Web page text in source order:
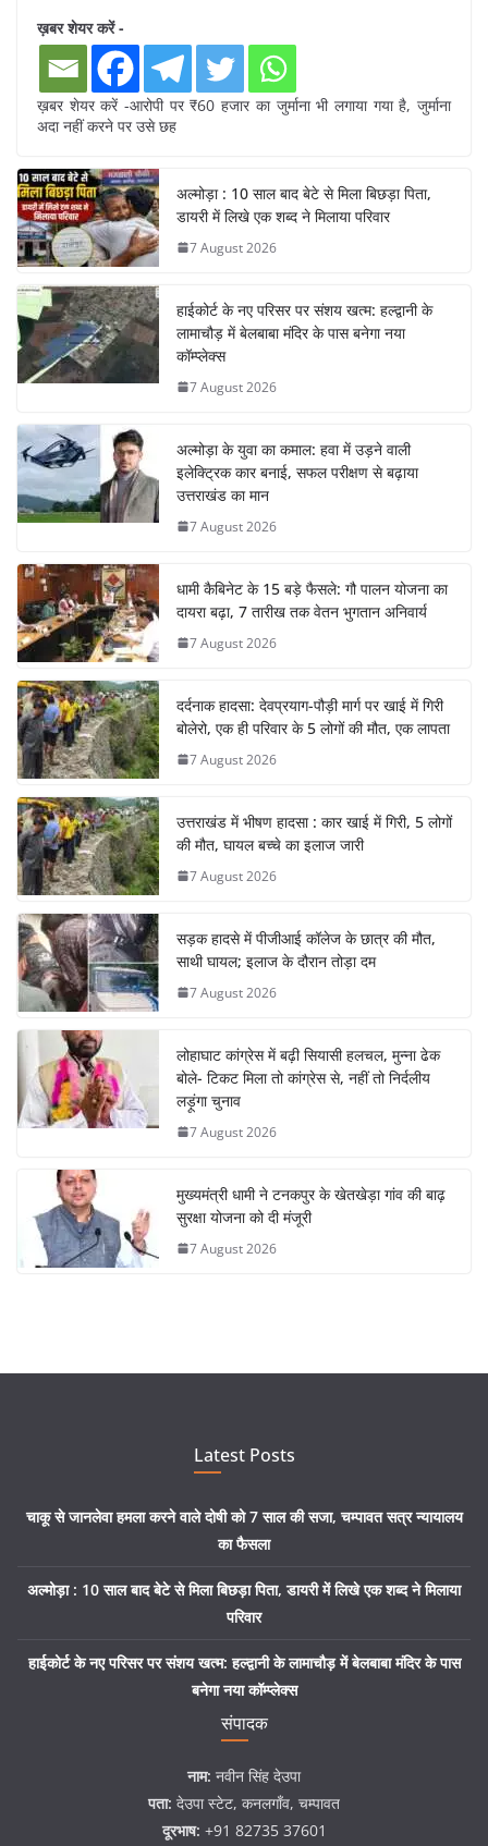
ख़बर शेयर करें -
ख़बर शेयर करें -आरोपी पर ₹60 हजार का जुर्माना भी लगाया गया है, जुर्माना
अदा नहीं करने पर उसे छह
अल्मोड़ा : 10 साल बाद बेटे से मिला बिछड़ा पिता,
डायरी में लिखे एक शब्द ने मिलाया परिवार
7 August 2026
हाईकोर्ट के नए परिसर पर संशय खत्म: हल्द्वानी के
लामाचौड़ में बेलबाबा मंदिर के पास बनेगा नया
कॉम्प्लेक्स
7 August 2026
अल्मोड़ा के युवा का कमाल: हवा में उड़ने वाली
इलेक्ट्रिक कार बनाई, सफल परीक्षण से बढ़ाया
उत्तराखंड का मान
7 August 2026
धामी कैबिनेट के 15 बड़े फैसले: गौ पालन योजना का
दायरा बढ़ा, 7 तारीख तक वेतन भुगतान अनिवार्य
7 August 2026
दर्दनाक हादसा: देवप्रयाग-पौड़ी मार्ग पर खाई में गिरी
बोलेरो, एक ही परिवार के 5 लोगों की मौत, एक लापता
7 August 2026
उत्तराखंड में भीषण हादसा : कार खाई में गिरी, 5 लोगों
की मौत, घायल बच्चे का इलाज जारी
7 August 2026
सड़क हादसे में पीजीआई कॉलेज के छात्र की मौत,
साथी घायल; इलाज के दौरान तोड़ा दम
7 August 2026
लोहाघाट कांग्रेस में बढ़ी सियासी हलचल, मुन्ना ढेक
बोले- टिकट मिला तो कांग्रेस से, नहीं तो निर्दलीय
लड़ूंगा चुनाव
7 August 2026
मुख्यमंत्री धामी ने टनकपुर के खेतखेड़ा गांव की बाढ़
सुरक्षा योजना को दी मंजूरी
7 August 2026
Latest Posts
चाकू से जानलेवा हमला करने वाले दोषी को 7 साल की सजा, चम्पावत सत्र न्यायालय
का फैसला
अल्मोड़ा : 10 साल बाद बेटे से मिला बिछड़ा पिता, डायरी में लिखे एक शब्द ने मिलाया
परिवार
हाईकोर्ट के नए परिसर पर संशय खत्म: हल्द्वानी के लामाचौड़ में बेलबाबा मंदिर के पास
बनेगा नया कॉम्प्लेक्स
संपादक
नाम: नवीन सिंह देउपा
पता: देउपा स्टेट, कनलगाँव, चम्पावत
दूरभाष: +91 82735 37601